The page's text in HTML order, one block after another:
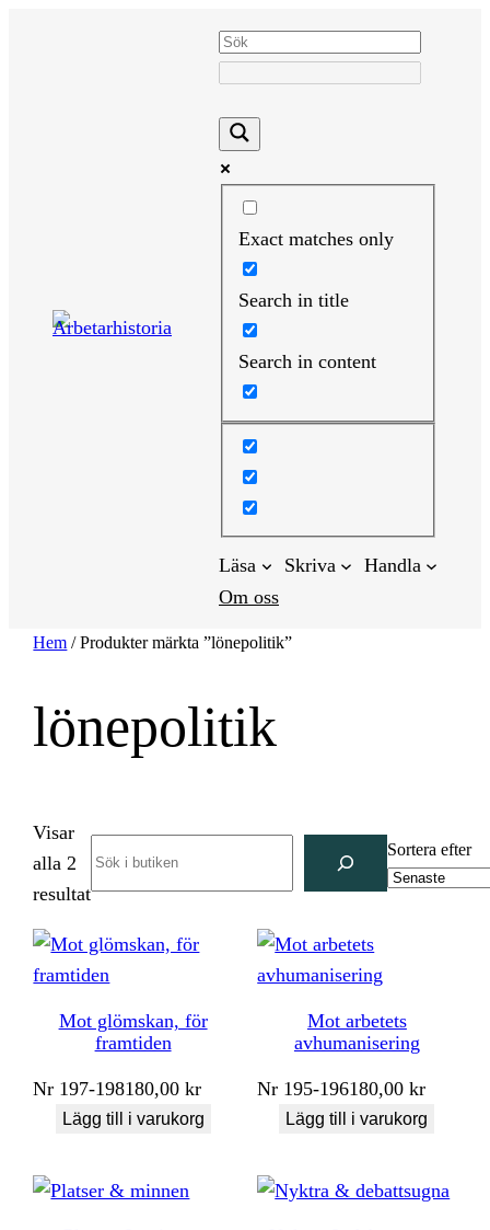
Exact matches only
Search in title
Search in content
Läsa Skriva
Handla
Om oss
Hem / Produkter märkta ”lönepolitik”
lönepolitik
Visar
alla 2
resultatSortera
senaste
Sortera efter
Mot glömskan, för
framtiden
Nr 197-198180,00kr
Lägg till i varukorg
Mot arbetets
avhumanisering
Nr 195-196180,00kr
Lägg till i varukorg